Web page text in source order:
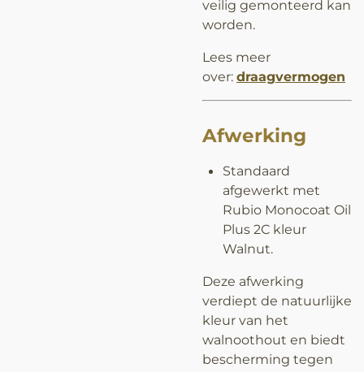
veilig gemonteerd kan
worden.
Lees meer
over: draagvermogen
Afwerking
Standaard
afgewerkt met
Rubio Monocoat Oil
Plus 2C kleur
Walnut.
Deze afwerking
verdiept de natuurlijke
kleur van het
walnoothout en biedt
bescherming tegen